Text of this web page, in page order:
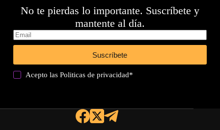
No te pierdas lo importante. Suscríbete y
mantente al día.
Suscríbete
Acepto lasPoliticas de privacidad*